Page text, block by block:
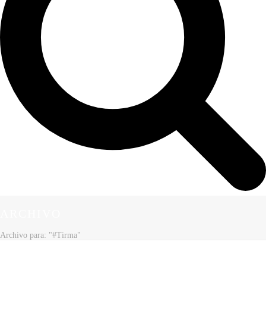
Archivo para: "#Tirma"